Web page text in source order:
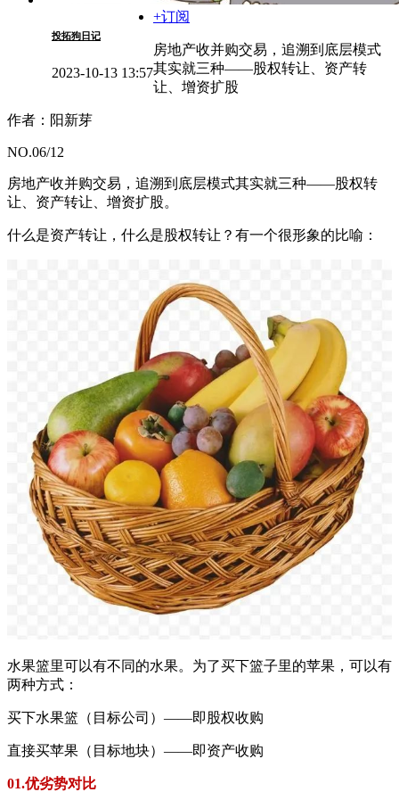
投拓狗日记
2023-10-13 13:57
+订阅
房地产收并购交易，追溯到底层模式
其实就三种——股权转让、资产转
让、增资扩股
作者：阳新芽
NO.06/12
房地产收并购交易，追溯到底层模式其实就三种——股权转
让、资产转让、增资扩股。
什么是资产转让，什么是股权转让？有一个很形象的比喻：
水果篮里可以有不同的水果。为了买下篮子里的苹果，可以有
两种方式：
买下水果篮（目标公司）——即股权收购
直接买苹果（目标地块）——即资产收购
01.优劣势对比